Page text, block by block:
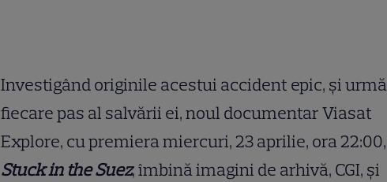
Investigând originile acestui accident epic, și
fiecare pas al salvării ei, noul documentar Viasat
Explore, cu premiera miercuri, 23 aprilie, ora 22:00,
Stuck in the Suez, îmbină imagini de arhivă, CGI, și